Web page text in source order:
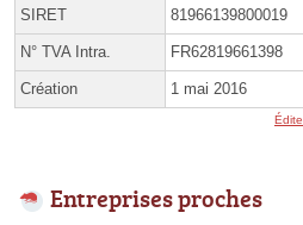
SIRET 81966139800019
N° TVA Intra. FR62819661398
Création 1 mai 2016
Entreprises proches